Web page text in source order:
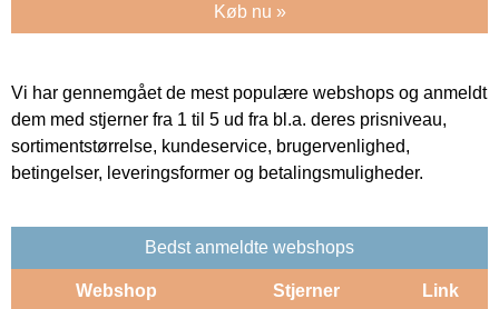
Køb nu »
Vi har gennemgået de mest populære webshops og anmeldt
dem med stjerner fra 1 til 5 ud fra bl.a. deres prisniveau,
sortimentstørrelse, kundeservice, brugervenlighed,
betingelser, leveringsformer og betalingsmuligheder.
Bedst anmeldte webshops
Webshop Stjerner Link